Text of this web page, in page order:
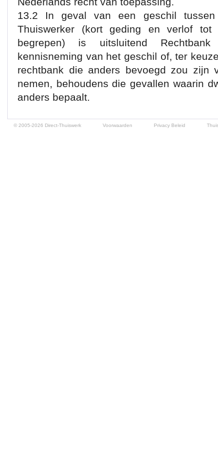
13.2 In geval van een geschil tussen
Thuiswerker (kort geding en verlof tot
begrepen) is uitsluitend
kennisneming van het geschil of, ter
rechtbank die anders bevoegd zou zijn
nemen, behoudens die gevallen waarin
anders bepaalt.
© 2005-2026 Direct-Thuiswerk Voorwaarden Privacy Beleid